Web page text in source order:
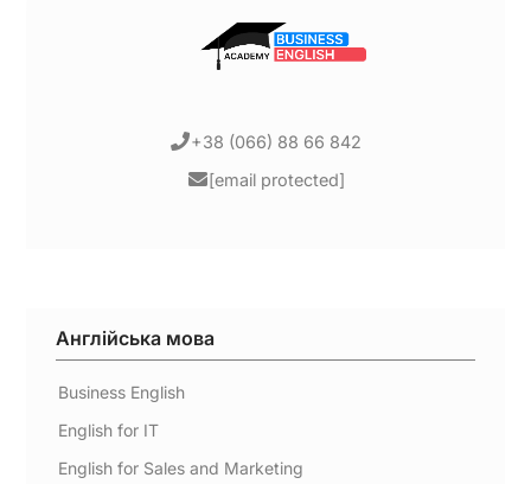
+38 (066) 88 66 842
[email protected]
Англійська мова
Business English
English for IT
English for Sales and Marketing